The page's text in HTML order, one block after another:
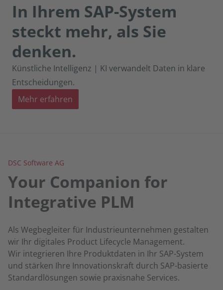
In Ihrem SAP-System
steckt mehr, als Sie
denken.
Künstliche Intelligenz | KI verwandelt Daten in klare
Entscheidungen.
Mehr erfahren
DSC Software AG
Your Companion for
Integrative PLM
Als Wegbegleiter für Industrieunternehmen gestalten
wir Ihr digitales Product Lifecycle Management.
Wir integrieren Ihre Produktdaten in Ihr SAP-System
und stärken Ihre Innovationskraft durch SAP-basierte
Standardlösungen sowie praxisnahe Services.